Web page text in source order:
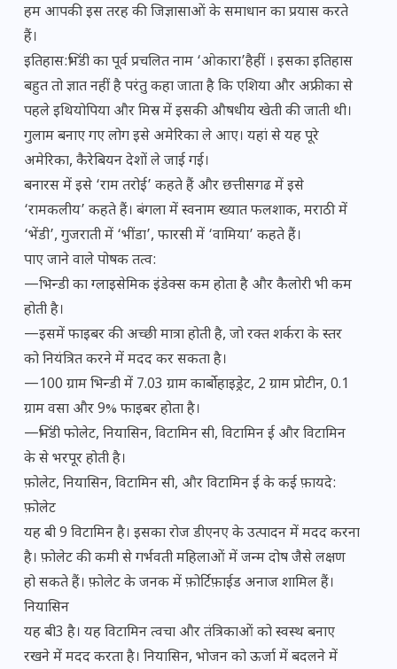
हम आपकी इस तरह की जिज्ञासाओं के समाधान का प्रयास करते
हैं।
इतिहास:भिंडी का पूर्व प्रचलित नाम ‘ओकारा’हैहीं । इसका इतिहास
बहुत तो ज्ञात नहीं है परंतु कहा जाता है कि एशिया और अफ्रीका से
पहले इथियोपिया और मिस्र में इसकी औषधीय खेती की जाती थी।
गुलाम बनाए गए लोग इसे अमेरिका ले आए। यहां से यह पूरे
अमेरिका, कैरेबियन देशों ले जाई गई।
बनारस में इसे ‘राम तरोई’ कहते हैं और छत्तीसगढ में इसे
‘रामकलीय’ कहते हैं। बंगला में स्वनाम ख्यात फलशाक, मराठी में
‘भेंडी’, गुजराती में ‘भींडा’, फारसी में ‘वामिया’ कहते हैं।
पाए जाने वाले पोषक तत्व:
—भिन्डी का ग्लाइसेमिक इंडेक्स कम होता है और कैलोरी भी कम
होती है।
—इसमें फाइबर की अच्छी मात्रा होती है, जो रक्त शर्करा के स्तर
को नियंत्रित करने में मदद कर सकता है।
—100 ग्राम भिन्डी में 7.03 ग्राम कार्बोहाइड्रेट, 2 ग्राम प्रोटीन, 0.1
ग्राम वसा और 9% फाइबर होता है।
—भिंडी फोलेट, नियासिन, विटामिन सी, विटामिन ई और विटामिन
के से भरपूर होती है।
फ़ोलेट, नियासिन, विटामिन सी, और विटामिन ई के कई फ़ायदे:
फ़ोलेट
यह बी 9 विटामिन है। इसका रोज डीएनए के उत्पादन में मदद करना
है। फ़ोलेट की कमी से गर्भवती महिलाओं में जन्म दोष जैसे लक्षण
हो सकते हैं। फ़ोलेट के जनक में फ़ोर्टिफ़ाईड अनाज शामिल हैं।
नियासिन
यह बी3 है। यह विटामिन त्वचा और तंत्रिकाओं को स्वस्थ बनाए
रखने में मदद करता है। नियासिन, भोजन को ऊर्जा में बदलने में